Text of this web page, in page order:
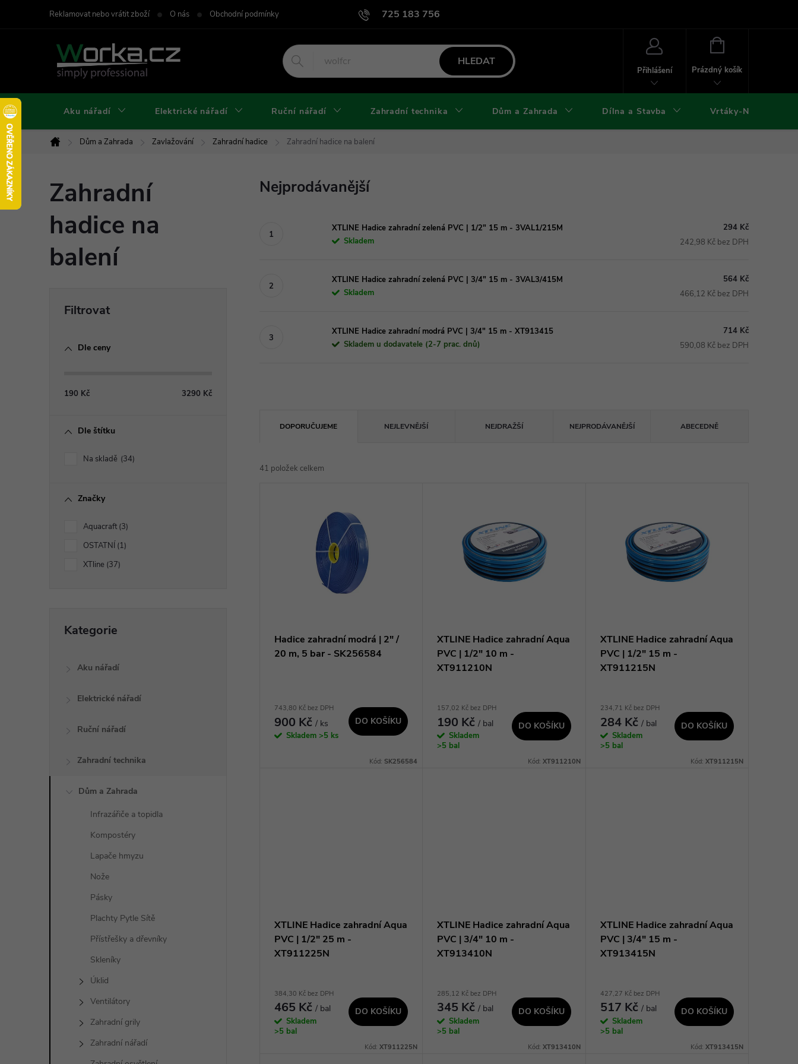
725 183 756
Reklamovat nebo vrátit zboží O nás Obchodní podmínky Podmínky užití webu Podmínky ochrany osobních údajů a cookies
HLEDAT
Přihlášení
NÁKUPNÍ
Prázdný košík
Aku nářadí Elektrické nářadí Ruční nářadí Zahradní technika Dům a Zahrada Dílna a Stavba Vrtáky-Nástroje
Domů
Dům a Zahrada Zavlažování Zahradní hadice Zahradní hadice na balení
Zahradní
hadice na
balení
Dle ceny
190 Kč 3290 Kč
Dle štítku
Na skladě 34
Značky
Aquacraft 3
OSTATNÍ 1
XTline 37
kategorie
Kategorie
Aku nářadí
Elektrické nářadí
Ruční nářadí
Zahradní technika
Dům a Zahrada
Infrazářiče a topidla
Kompostéry
Lapače hmyzu
Nože
Pásky
Plachty Pytle Sítě
Přístřešky a dřevníky
Skleníky
Úklid
Ventilátory
Zahradní grily
Zahradní nářadí
Nejprodávanější
XTLINE Hadice zahradní zelená PVC | 1/2" 15 m - 3VAL1/215M
Skladem
294 Kč
242,98 Kč bez DPH
XTLINE Hadice zahradní zelená PVC | 3/4" 15 m - 3VAL3/415M
Skladem
564 Kč
466,12 Kč bez DPH
XTLINE Hadice zahradní modrá PVC | 3/4" 15 m - XT913415
Skladem u dodavatele (2-7 prac. dnů)
714 Kč
590,08 Kč bez DPH
DOPORUČUJEME NEJLEVNĚJŠÍ NEJDRAŽŠÍ NEJPRODÁVANĚJŠÍ ABECEDNĚ
41 položek celkem
Hadice zahradní modrá | 2" /
20 m, 5 bar - SK256584
743,80 Kč bez DPH
900 Kč / ks
Skladem >5 ks
DO KOŠÍKU
Kód: SK256584
XTLINE Hadice zahradní Aqua
PVC | 1/2" 10 m -
XT911210N
157,02 Kč bez DPH
190 Kč/ bal
Skladem
>5 bal
DO KOŠÍKU
Kód: XT911210N
XTLINE Hadice zahradní Aqua
PVC | 1/2" 15 m -
XT911215N
234,71 Kč bez DPH
284 Kč / bal
Skladem
>5 bal
DO KOŠÍKU
Kód: XT911215N
XTLINE Hadice zahradní Aqua
PVC | 1/2" 25 m -
XT911225N
384,30 Kč bez DPH
465 Kč / bal
Skladem
>5 bal
DO KOŠÍKU
Kód:XT911225N
XTLINE Hadice zahradní Aqua
PVC | 3/4" 10 m -
XT913410N
285,12 Kč bez DPH
345 Kč/ bal
Skladem
>5 bal
DO KOŠÍKU
Kód: XT913410N
XTLINE Hadice zahradní Aqua
PVC | 3/4" 15 m -
XT913415N
427,27 Kč bez DPH
517 Kč / bal
Skladem
>5 bal
DO KOŠÍKU
Kód: XT913415N